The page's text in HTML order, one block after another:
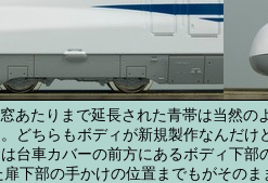
あたりまで延長された青帯は当然
どちらもボディが新規製作なんだ
台車カバーの前方にあるボディ下
下部の手かけの位置までもがそのま